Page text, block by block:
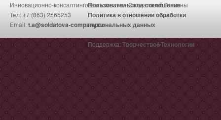
Инновационно-консалтинговая компания Солдатовой Татьяны
Тел: +7 (863) 2565253
Email:t.a@soldatova-company.ru
Пользовательское соглашение
Политика в отношении обработки
персональных данных
Поддержка:Творчество&Технологии